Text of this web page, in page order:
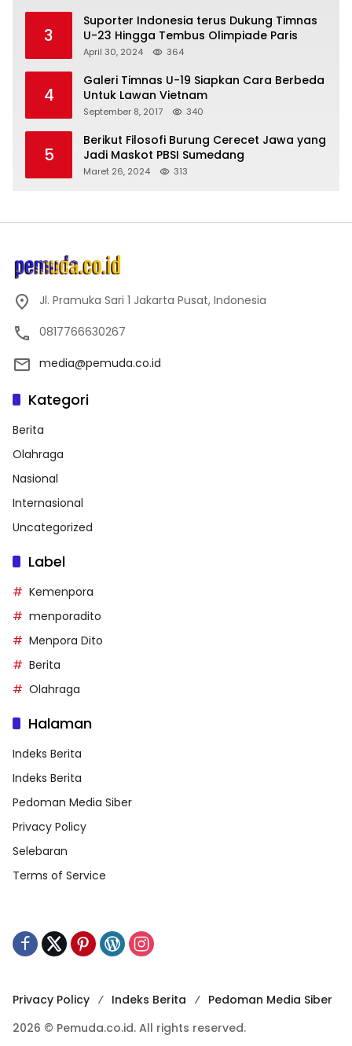
3
Suporter Indonesia terus Dukung Timnas
U-23 Hingga Tembus Olimpiade Paris
April 30, 2024 364
4
Galeri Timnas U-19 Siapkan Cara Berbeda
Untuk Lawan Vietnam
September 8, 2017 340
5
Berikut Filosofi Burung Cerecet Jawa yang
Jadi Maskot PBSI Sumedang
Maret 26, 2024 313
Jl. Pramuka Sari 1 Jakarta Pusat, Indonesia
0817766630267
media@pemuda.co.id
Kategori
Berita
Olahraga
Nasional
Internasional
Uncategorized
Label
Kemenpora
menporadito
Menpora Dito
Berita
Olahraga
Halaman
Indeks Berita
Indeks Berita
Pedoman Media Siber
Privacy Policy
Selebaran
Terms of Service
Privacy Policy Indeks Berita
Pedoman Media Siber
2026 © Pemuda.co.id. All rights reserved.